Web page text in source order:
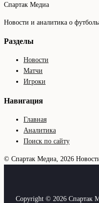
Спартак Медиа
Новости и аналитика о
Разделы
Новости
Матчи
Игроки
Навигация
Главная
Аналитика
Поиск по сайту
© Спартак Медиа, 2026
Copyright © 2026 Спартак